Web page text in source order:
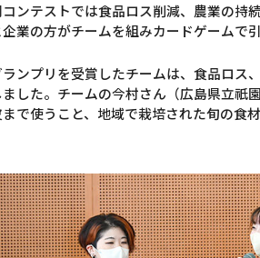
コンテストでは食品ロス削減、農業の持
企業の方がチームを組みカードゲームで
ランプリを受賞したチームは、食品ロス
ました。チームの今村さん（広島県立祇
まで使うこと、地域で栽培された旬の食